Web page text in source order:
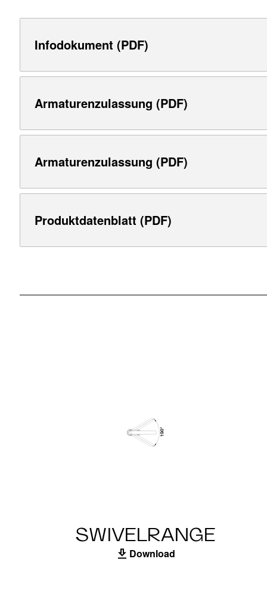
Infodokument (PDF)
Armaturenzulassung (PDF)
Armaturenzulassung (PDF)
Produktdatenblatt (PDF)
SWIVELRANGE
Download